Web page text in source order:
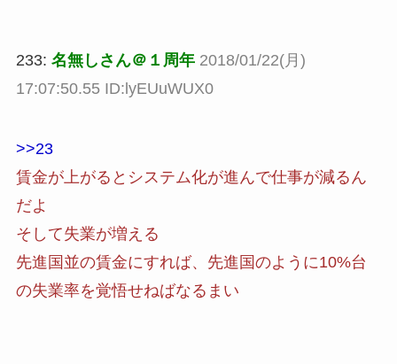
233: 名無しさん＠１周年 2018/01/22(月)
17:07:50.55 ID:lyEUuWUX0
>>23
賃金が上がるとシステム化が進んで仕事が減るん
だよ
そして失業が増える
先進国並の賃金にすれば、先進国のように10%台
の失業率を覚悟せねばなるまい